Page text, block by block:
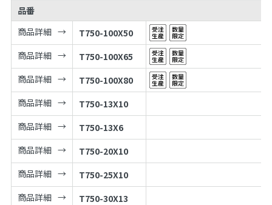
品番
商品詳細
T750-100X50
商品詳細
T750-100X65
商品詳細
T750-100X80
商品詳細
T750-13X10
商品詳細
T750-13X6
商品詳細
T750-20X10
商品詳細
T750-25X10
商品詳細
T750-30X13